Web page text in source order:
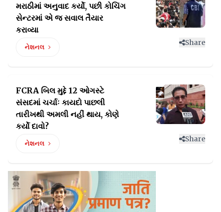
મરાઠીમાં અનુવાદ કર્યો, પછી કોચિંગ
સેન્ટરમાં એ જ સવાલ તૈયાર
કરાવ્યા
નેશનલ
Share
FCRA બિલ મુદ્દે 12 ઓગસ્ટે
સંસદમાં ચર્ચાઃ કાયદો પાછલી
તારીખથી અમલી નહીં થાય, કોણે
કર્યો દાવો?
નેશનલ
Share